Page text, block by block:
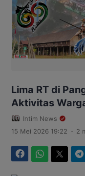
Lima RT di
Aktivitas
Intim News
15 Mei 2026 19:22 . 2